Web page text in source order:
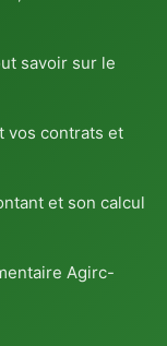
savoir sur le
vos contrats et
et son calcul
Agirc-